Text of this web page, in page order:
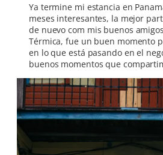
Ya termine mi estancia en
meses interesantes, la mejor
de nuevo com mis buenos
Térmica, fue un buen momento
en lo que está pasando en el
buenos momentos que